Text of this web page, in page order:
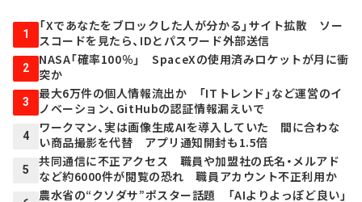
1
「Xであなたをブロックした人が分かる」サイト拡散 ソー
スコードを見たら、IDとパスワード外部送信
2
NASA「確率100％」 SpaceXの使用済みロケットが月に衝
突か
3
最大6万件の個人情報流出か 「ITトレンド」など運営のイ
ノベーション、GitHubの認証情報漏えいで
4
ワークマン、実は画像生成AIを導入していた 間に合わな
い商品撮影を代替 アプリ通知開封も1.5倍
5
共同通信に不正アクセス 職員や加盟社の氏名・メルアド
など約6000件が閲覧の恐れ 職員アカウント不正利用か
農水省の“クソダサ”ポスター話題 「AIよりよっぽど良い」